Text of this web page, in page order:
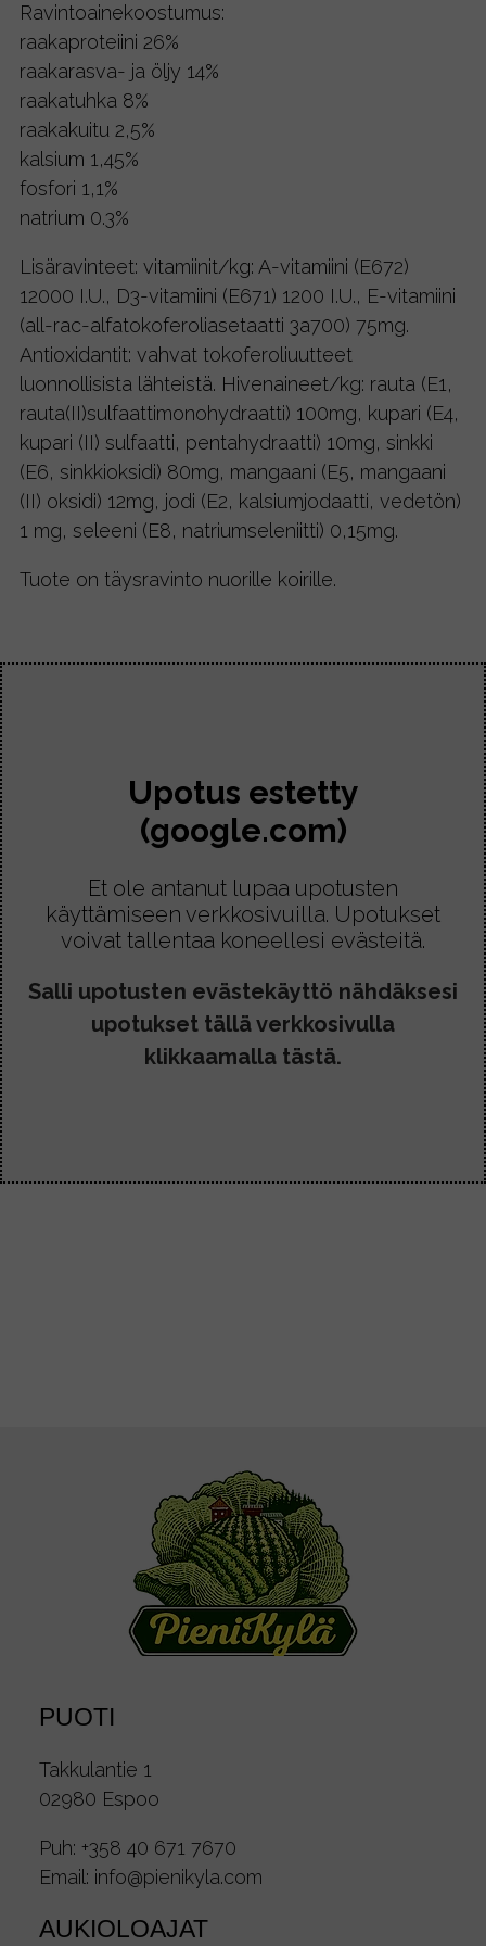
0
€
Ravintoainekoostumus:
raakaproteiini 26%
raakarasva- ja öljy 14%
raakatuhka 8%
raakakuitu 2,5%
kalsium 1,45%
fosfori 1,1%
natrium 0.3%
Lisäravinteet: vitamiinit/kg: A-vitamiini (E672)
12000 I.U., D3-vitamiini (E671) 1200 I.U., E-vitamiini
(all-rac-alfatokoferoliasetaatti 3a700) 75mg.
Antioxidantit: vahvat tokoferoliuutteet
luonnollisista lähteistä. Hivenaineet/kg: rauta (E1,
rauta(II)sulfaattimonohydraatti) 100mg, kupari (E4,
kupari (II) sulfaatti, pentahydraatti) 10mg, sinkki
(E6, sinkkioksidi) 80mg, mangaani (E5, mangaani
(II) oksidi) 12mg, jodi (E2, kalsiumjodaatti, vedetön)
1 mg, seleeni (E8, natriumseleniitti) 0,15mg.
Tuote on täysravinto nuorille koirille.
Upotus estetty
(google.com)
Et ole antanut lupaa upotusten
käyttämiseen verkkosivuilla. Upotukset
voivat tallentaa koneellesi evästeitä.
Salli upotusten evästekäyttö nähdäksesi
upotukset tällä verkkosivulla
klikkaamalla tästä.
PUOTI
Takkulantie 1
02980 Espoo
Puh: +358 40 671 7670
Email: info@pienikyla.com
AUKIOLOAJAT